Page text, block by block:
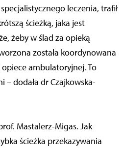
leczenia, trafił
ścieżką, jaka jest
żeby w ślad za opieką
została koordynowana
ambulatoryjnej. To
– dodała dr Czajkowska-
Mastalerz-Migas. Jak
ścieżka przekazywania